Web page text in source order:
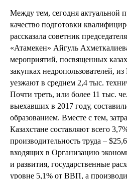
Между тем, сегодня актуальной
качество подготовки
рассказала советник
«Атамекен» Айгуль
мероприятий, посвященных
закупках недропользователей,
уезжают в среднем 2,4 тыс.
Почти треть, или более 11 тыс.
выехавших в 2017 году,
образованием. Вместе с тем,
Казахстане составляют всего
производительность труда –
входящих в Организацию
и развития, государственные
уровне 5,1% от ВВП, а